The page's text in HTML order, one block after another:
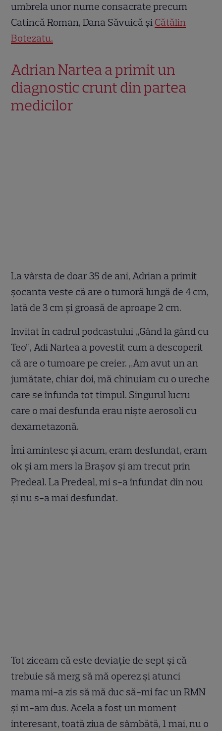
umbrela unor nume consacrate precum
Catincă Roman, Dana Săvuică și Cătălin
Botezatu.
Adrian Nartea a primit un
diagnostic crunt din partea
medicilor
La vârsta de doar 35 de ani, Adrian a primit
șocanta veste că are o tumoră lungă de 4 cm,
lată de 3 cm și groasă de aproape 2 cm.
Invitat în cadrul podcastului „Gând la gând cu
Teo”, Adi Nartea a povestit cum a descoperit
că are o tumoare pe creier. „Am avut un an
jumătate, chiar doi, mă chinuiam cu o ureche
care se înfunda tot timpul. Singurul lucru
care o mai desfunda erau niște aerosoli cu
dexametazonă.
Îmi amintesc și acum, eram desfundat, eram
ok și am mers la Brașov și am trecut prin
Predeal. La Predeal, mi s-a înfundat din nou
și nu s-a mai desfundat.
Tot ziceam că este deviație de sept și că
trebuie să merg să mă operez și atunci
mama mi-a zis să mă duc să-mi fac un RMN
și m-am dus. Acela a fost un moment
interesant, toată ziua de sâmbătă, 1 mai, nu o